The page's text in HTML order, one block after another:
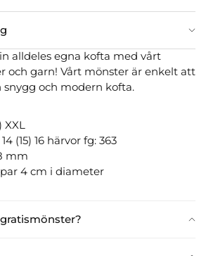
alldeles egna kofta med vårt
och garn! Vårt mönster är enkelt att
snygg och modern kofta.
XXL
14 (15) 16 härvor fg: 363
mm
4 cm i diameter